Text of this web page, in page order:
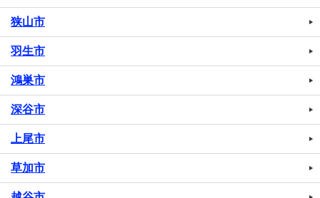
狭山市
羽生市
鴻巣市
深谷市
上尾市
草加市